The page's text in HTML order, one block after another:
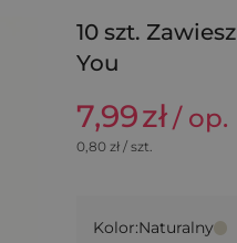
10 szt.
You
7,99zł/ op.
0,80zł / szt.
Kolor:Naturalny